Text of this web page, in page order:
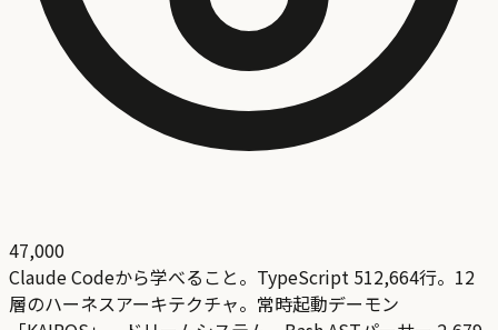
47,000
Claude Codeから学べること。TypeScript 512,664行。12
層のハーネスアーキテクチャ。常時起動デーモン